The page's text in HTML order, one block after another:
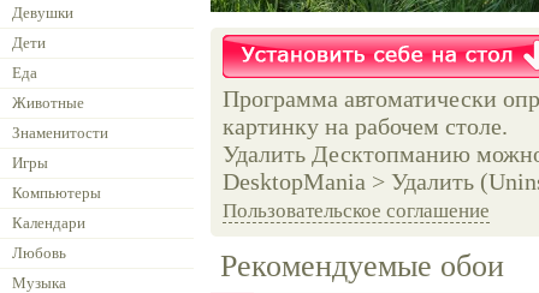
Девушки
Дети
Еда
Животные
Знаменитости
Игры
Компьютеры
Календари
Любовь
Музыка
Программа автоматически
картинку на рабочем столе.
Удалить Десктопманию
DesktopMania > Удалить
Пользовательское соглашение
Рекомендуемые обои